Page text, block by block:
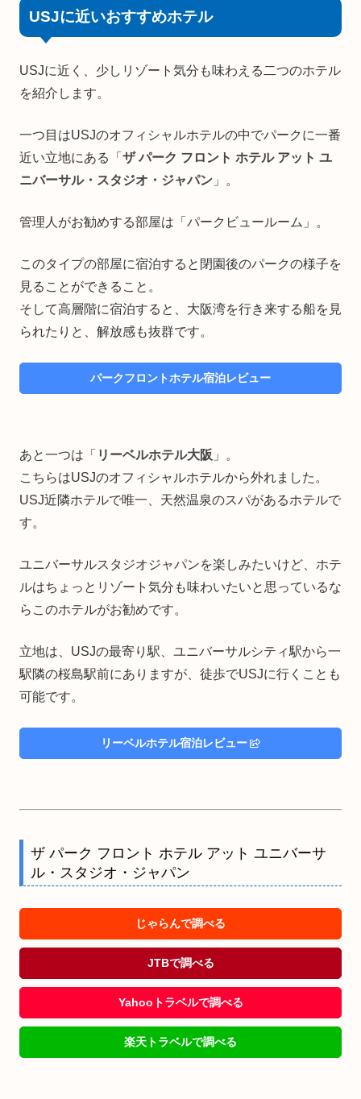
USJに近いおすすめホテル
USJに近く、少しリゾート気分も味わえる二つのホテル
を紹介します。
一つ目はUSJのオフィシャルホテルの中でパークに一番
近い立地にある「 ザ パーク フロント ホテル アット ユ
ニバーサル・スタジオ・ジャパン 」。
管理人がお勧めする部屋は「パークビュールーム」。
このタイプの部屋に宿泊すると閉園後のパークの様子を
見ることができること。
そして高層階に宿泊すると、大阪湾を行き来する船を見
られたりと、解放感も抜群です。
パークフロントホテル宿泊レビュー
あと一つは「 リーベルホテル大阪 」。
こちらはUSJのオフィシャルホテルから外れました。
USJ近隣ホテルで唯一、天然温泉のスパがあるホテルで
す。
ユニバーサルスタジオジャパンを楽しみたいけど、ホテ
ルはちょっとリゾート気分も味わいたいと思っているな
らこのホテルがお勧めです。
立地は、USJの最寄り駅、ユニバーサルシティ駅から一
駅隣の桜島駅前にありますが、徒歩でUSJに行くことも
可能です。
リーベルホテル宿泊レビュー
ザ パーク フロント ホテル アット ユニバーサ
ル・スタジオ・ジャパン
じゃらんで調べる
JTBで調べる
Yahooトラベルで調べる
楽天トラベルで調べる